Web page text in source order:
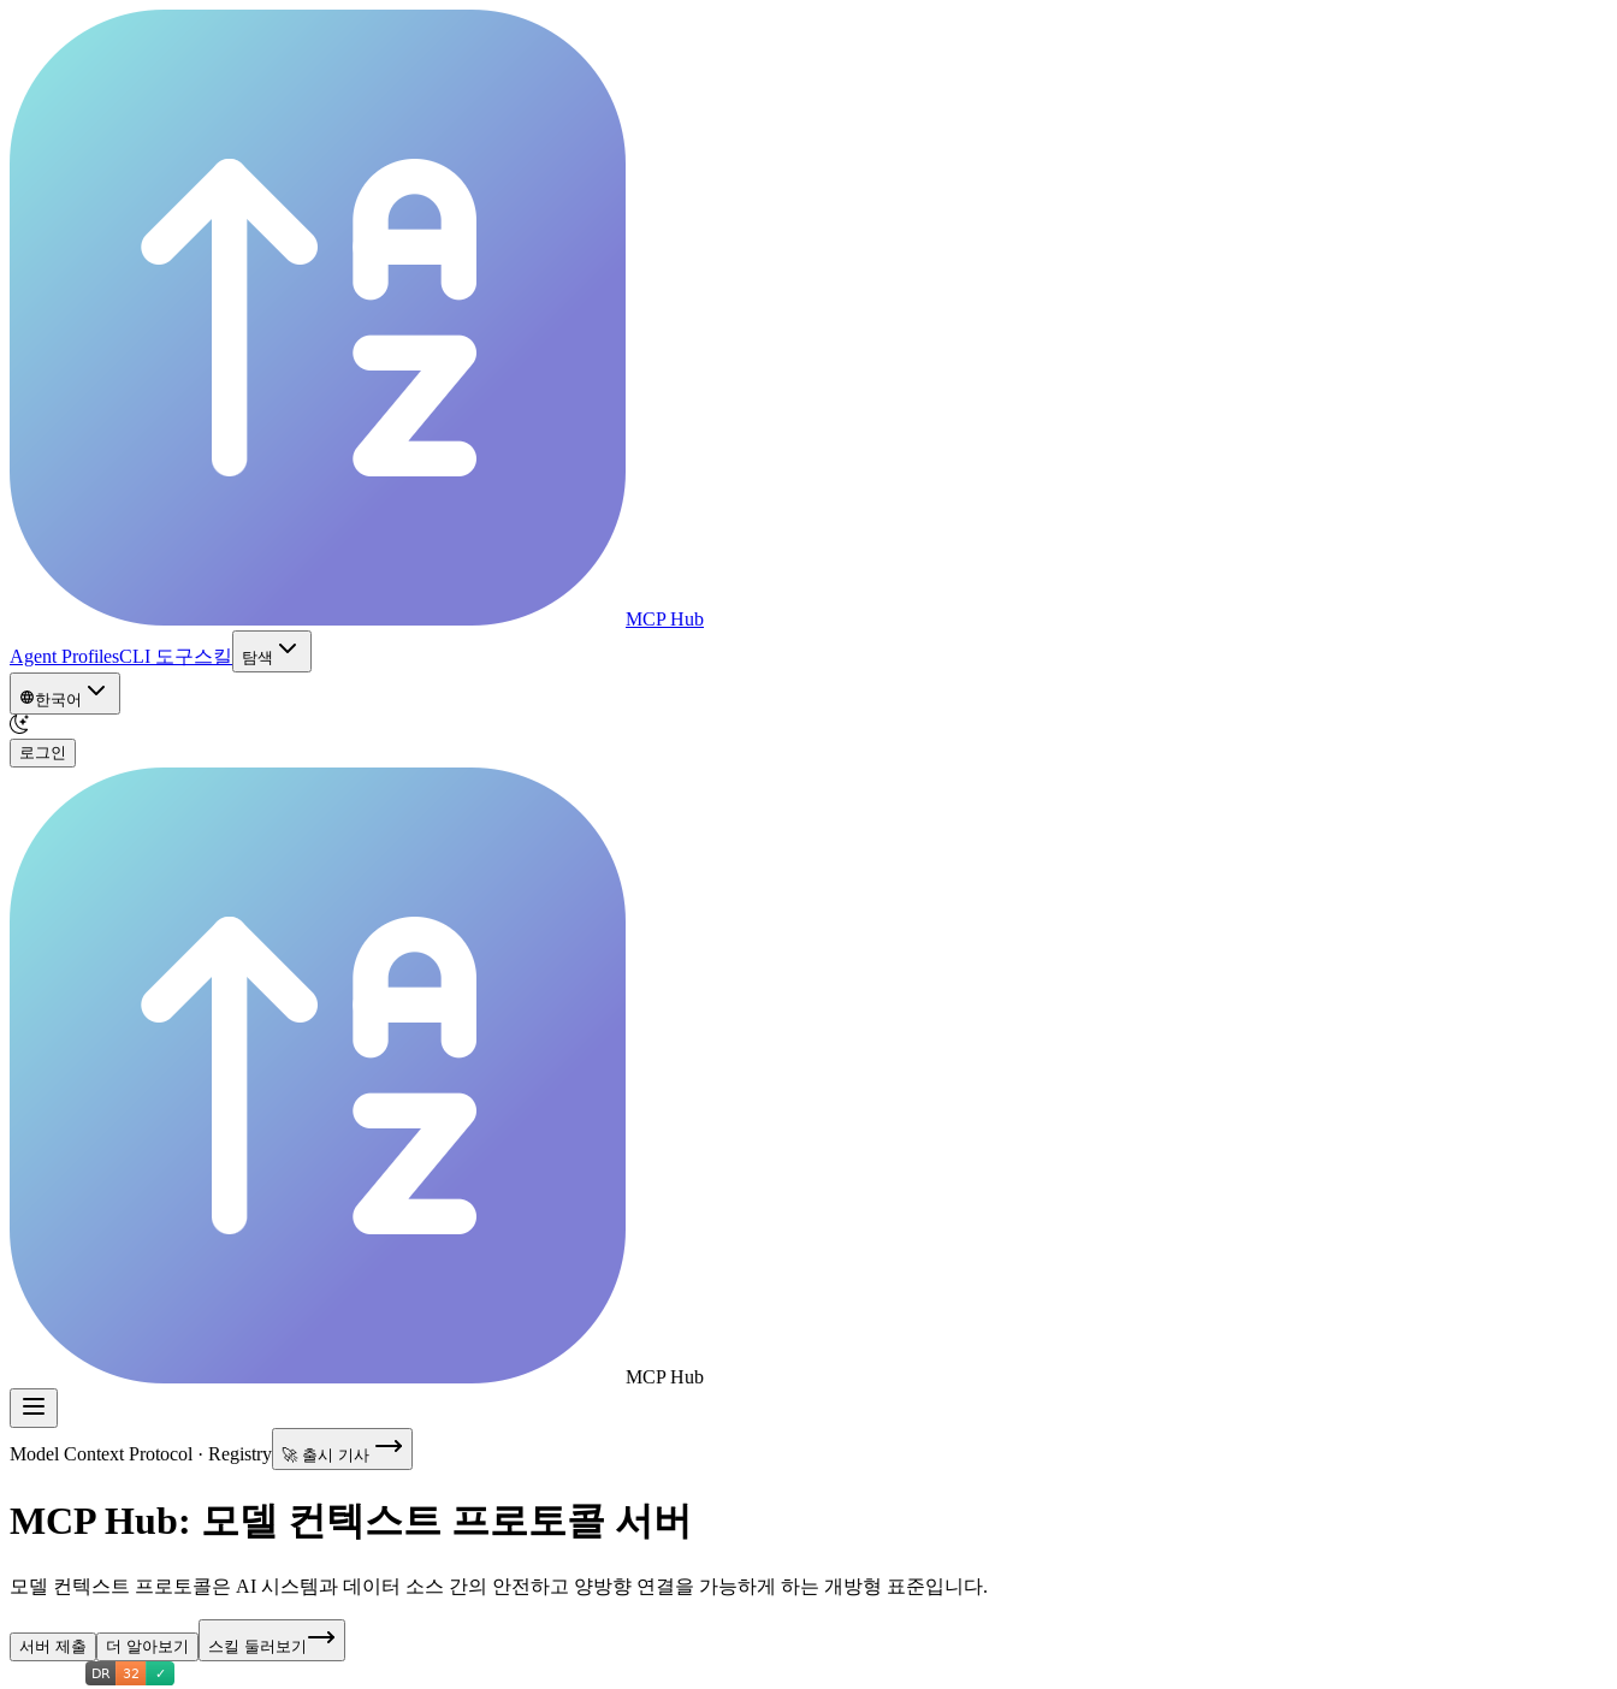
MCP Hub
Agent ProfilesCLI 도구스킬 탐색
한국어
로그인
MCP Hub
Model Context Protocol · Registry 🚀 출시 기사
MCP Hub: 모델 컨텍스트 프로토콜 서버
모델 컨텍스트 프로토콜은 AI 시스템과 데이터 소스 간의 안전하고 양방향 연결을 가능하게 하는 개방형 표준입니다.
서버 제출 더 알아보기 스킬 둘러보기